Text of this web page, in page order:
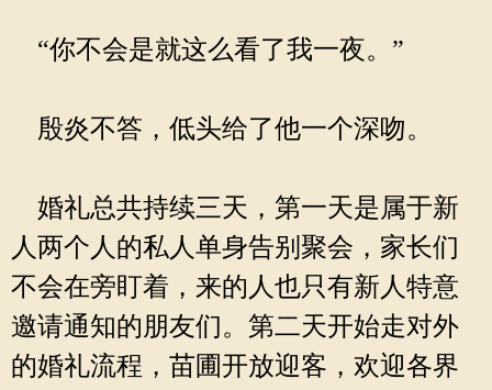
“你不会是就这么看了我一夜。”
殷炎不答，低头给了他一个深吻。
婚礼总共持续三天，第一天是属于新
人两个人的私人单身告别聚会，家长们
不会在旁盯着，来的人也只有新人特意
邀请通知的朋友们。第二天开始走对外
的婚礼流程，苗圃开放迎客，欢迎各界